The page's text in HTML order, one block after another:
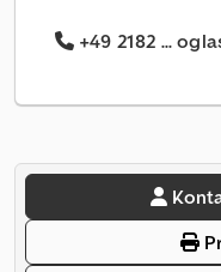
+49 2182 ...